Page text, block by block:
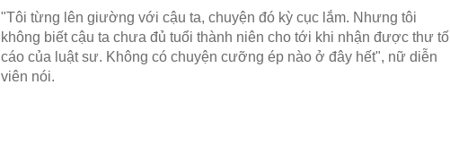
"Tôi từng lên giường với cậu ta, chuyện đó kỳ cục lắm. Nhưng tôi
không biết cậu ta chưa đủ tuổi thành niên cho tới khi nhận được thư tố
cáo của luật sư. Không có chuyện cưỡng ép nào ở đây hết", nữ diễn
viên nói.